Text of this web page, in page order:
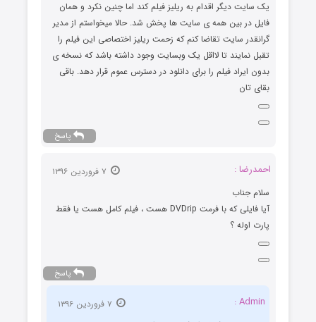
یک سایت دیگر اقدام به ریلیز فیلم کند اما چنین نکرد و همان
فایل در بین همه ی سایت ها پخش شد. حالا میخواستم از مدیر
گرانقدر سایت تقاضا کنم که زحمت ریلیز اختصاصی این فیلم را
تقبل نمایند تا لااقل یک وبسایت وجود داشته باشد که نسخه ی
بدون ایراد فیلم را برای دانلود در دسترس عموم قرار دهد. باقی
بقای تان
پاسخ
احمدرضا :
سلام جناب
آیا فایلی که با فرمت DVDrip هست ، فیلم کامل هست یا فقط
پارت اوله ؟
پاسخ
Admin :